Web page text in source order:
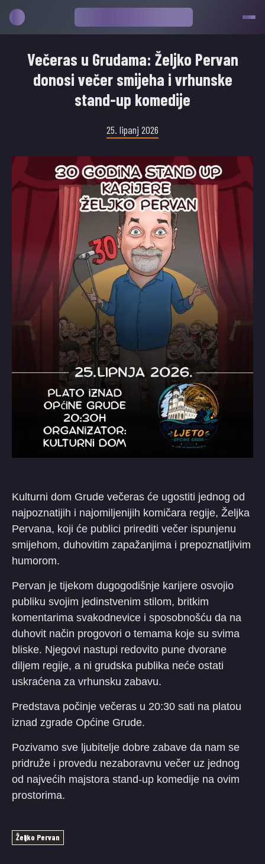
Večeras u Grudama: Željko Pervan
donosi večer smijeha i vrhunske
stand-up komedije
25. lipanj 2026
Kulturni dom Grude večeras će ugostiti jednog od
najpoznatijih i najomiljenijih komičara regije, Željka
Pervana, koji će publici prirediti večer ispunjenu
smijehom, duhovitim zapažanjima i prepoznatljivim
humorom.
Pervan je tijekom dugogodišnje karijere osvojio
publiku svojim jedinstvenim stilom, britkim
komentarima svakodnevice i sposobnošću da na
duhovit način progovori o temama koje su svima
bliske. Njegovi nastupi redovito pune dvorane
diljem regije, a ni grudska publika neće ostati
uskraćena za vrhunsku zabavu.
Predstava počinje večeras u 20:30 sati na platou
iznad zgrade Općine Grude.
Pozivamo sve ljubitelje dobre zabave da nam se
pridruže i provedu nezaboravnu večer uz jednog
od najvećih majstora stand-up komedije na ovim
prostorima.
Željko Pervan